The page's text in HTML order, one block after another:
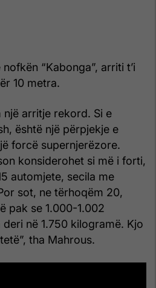
“Kabonga”, arriti t’i
10 metra.
një arritje rekord. Si e
është një përpjekje e
forcë supernjerëzore.
konsiderohet si më i forti,
automjete, secila me
sot, ne tërhoqëm 20,
pak se 1.000-1.002
në 1.750 kilogramë. Kjo
tha Mahrous.